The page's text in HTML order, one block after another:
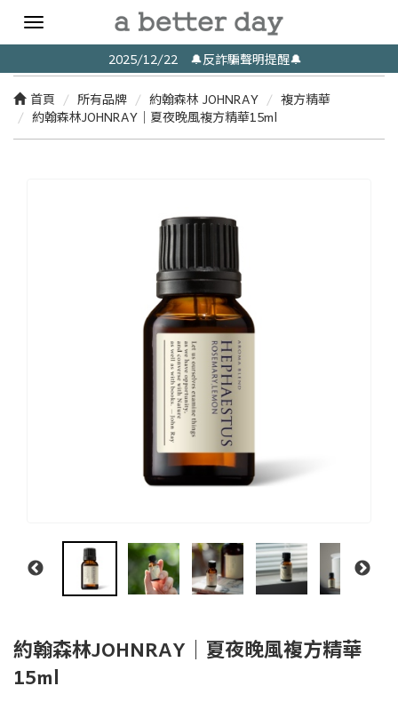
Toggle
navigation
2025/12/22 🔔反詐騙聲明提醒🔔
首頁 所有品牌 約翰森林 JOHNRAY
複方精華
約翰森林JOHNRAY｜夏夜晚風複方精華15ml
約翰森林JOHNRAY｜夏夜晚風複方精華
15ml